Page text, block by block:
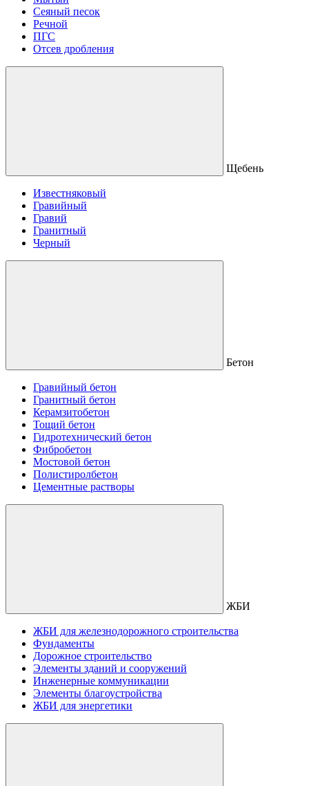
Сеяный песок
Речной
ПГС
Отсев дробления
Щебень
Известняковый
Гравийный
Гравий
Гранитный
Черный
Бетон
Гравийный бетон
Гранитный бетон
Керамзитобетон
Тощий бетон
Гидротехнический бетон
Фибробетон
Мостовой бетон
Полистиролбетон
Цементные растворы
ЖБИ
ЖБИ для железнодорожного строительства
Фундаменты
Дорожное строительство
Элементы зданий и сооружений
Инженерные коммуникации
Элементы благоустройства
ЖБИ для энергетики